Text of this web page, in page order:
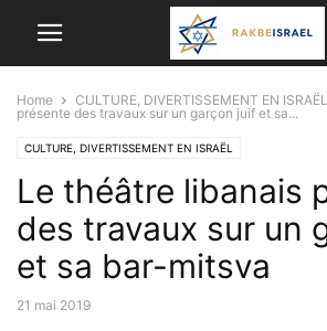
Home CULTURE, DIVERTISSEMENT EN ISRAËL
présente des travaux sur un garçon juif et sa...
CULTURE, DIVERTISSEMENT EN ISRAËL
Le théâtre libanais
des travaux sur un
et sa bar-mitsva
21 mai 2019